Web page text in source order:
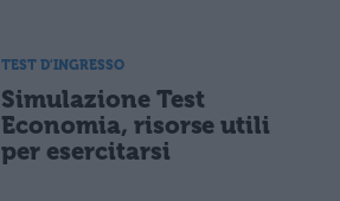
TEST D'INGRESSO
Simulazione Test
Economia, risorse utili
per esercitarsi